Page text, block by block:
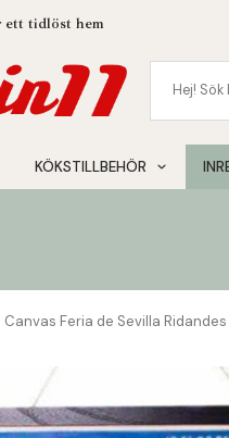
tidlöst hem
KÖKSTILLBEHÖR
Canvas Feria de Sevilla Ridandes